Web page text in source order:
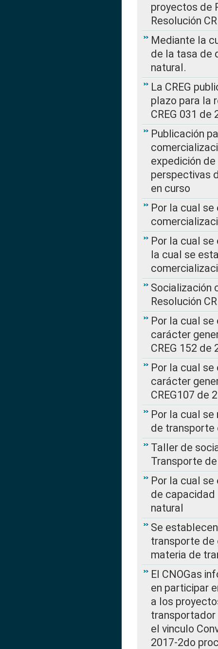
proyectos de
Resolución
Mediante la
de la tasa de
natural.
La CREG
plazo para la
CREG 031 de
Publicación
expedición de
perspectivas
en curso
Por la cual
Por la cual se
la cual se
Socialización
Resolución
Por la cual
carácter
CREG 152 de
Por la cual
carácter
CREG107 de
Por la cual
de transporte
Taller de
Transporte
Por la cual
de capacidad
natural
Se
transporte de
materia de
El CNOGas
en participar
a los
transportador
el vinculo
2017-2do